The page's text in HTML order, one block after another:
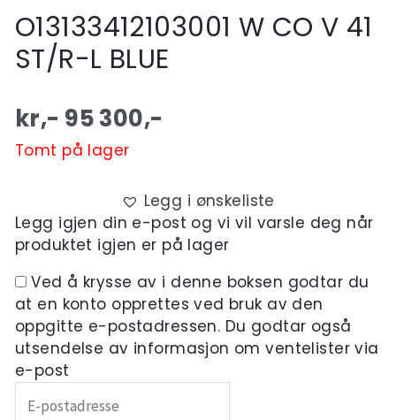
O13133412103001 W CO V 41
ST/R-L BLUE
kr,- 95 300,-
Tomt på lager
Legg i ønskeliste
Legg igjen din e-post og vi vil varsle deg når
produktet igjen er på lager
Ved å krysse av i denne boksen godtar du
at en konto opprettes ved bruk av den
oppgitte e-postadressen. Du godtar også
utsendelse av informasjon om ventelister via
e-post
inn